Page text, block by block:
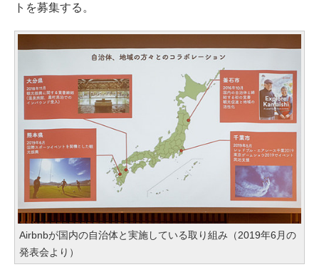
トを募集する。
Airbnbが国内の自治体と実施している取り組み（2019年6月の
発表会より）